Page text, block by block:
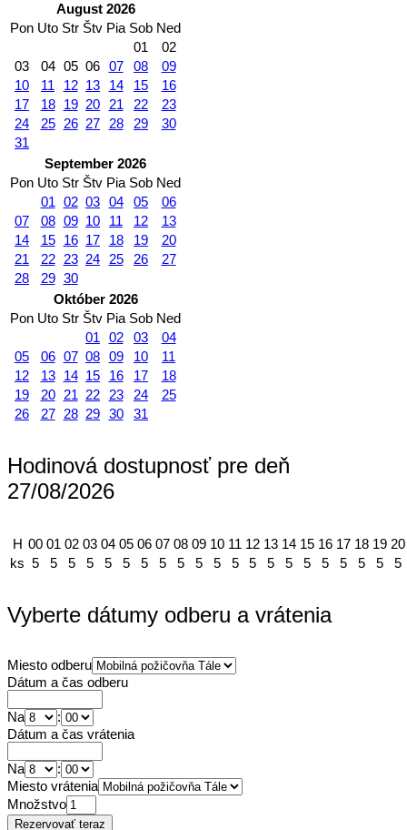
August 2026
Pon Uto Str Štv Pia Sob Ned
01
02
03
04 05 06 07 08
09
10
11 12 13 14 15
16
17
18 19 20 21 22
23
24
25 26 27 28 29
30
31
September 2026
Pon Uto Str Štv Pia Sob Ned
01 02 03 04 05
06
07
08 09 10 11 12
13
14
15 16 17 18 19
20
21
22 23 24 25 26
27
28
29 30
Október 2026
Pon Uto Str Štv Pia Sob Ned
01
02 03
04
05
06 07 08 09 10
11
12
13 14 15 16 17
18
19
20 21 22 23 24
25
26
27 28 29 30 31
Hodinová dostupnosť pre deň
27/08/2026
H 00 01 02 03 04 05 06 07 08 09 10 11 12 13 14 15 16 17 18 19 20
ks 5 5 5 5 5 5 5 5 5 5 5 5 5 5 5 5 5 5 5 5 5
Vyberte dátumy odberu a vrátenia
Miesto odberu
Dátum a čas odberu
Na
:
Dátum a čas vrátenia
Na
:
Miesto vrátenia
Množstvo